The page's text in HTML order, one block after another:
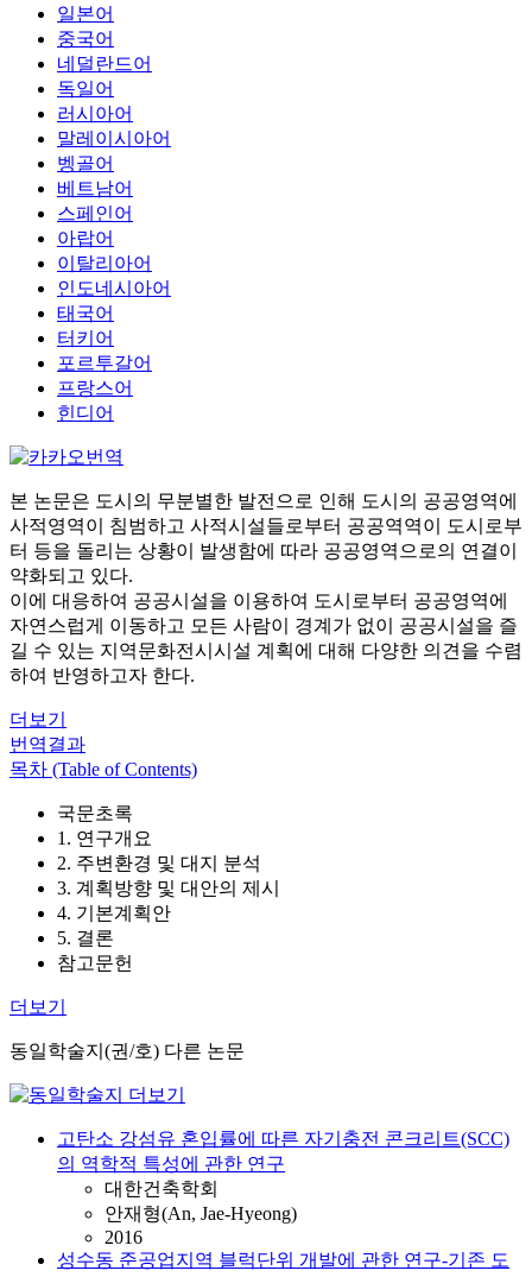
일본어
중국어
네덜란드어
독일어
러시아어
말레이시아어
벵골어
베트남어
스페인어
아랍어
이탈리아어
인도네시아어
태국어
터키어
포르투갈어
프랑스어
힌디어
본 논문은 도시의 무분별한 발전으로 인해 도시의 공공영역에
사적영역이 침범하고 사적시설들로부터 공공역역이 도시로부
터 등을 돌리는 상황이 발생함에 따라 공공영역으로의 연결이
약화되고 있다.
이에 대응하여 공공시설을 이용하여 도시로부터 공공영역에
자연스럽게 이동하고 모든 사람이 경계가 없이 공공시설을 즐
길 수 있는 지역문화전시시설 계획에 대해 다양한 의견을 수렴
하여 반영하고자 한다.
더보기
번역결과
목차 (Table of Contents)
국문초록
1. 연구개요
2. 주변환경 및 대지 분석
3. 계획방향 및 대안의 제시
4. 기본계획안
5. 결론
참고문헌
더보기
동일학술지(권/호) 다른 논문
고탄소 강섬유 혼입률에 따른 자기충전 콘크리트(SCC)
의 역학적 특성에 관한 연구
대한건축학회
안재형(An, Jae-Hyeong)
2016
성수동 준공업지역 블럭단위 개발에 관한 연구-기존 도